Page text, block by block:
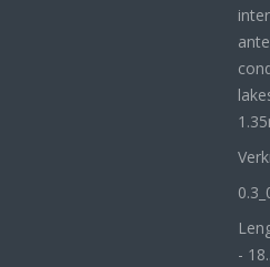
0.3_
-